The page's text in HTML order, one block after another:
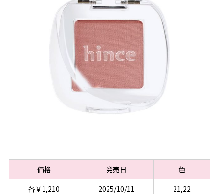
価格 発売日
色
各￥1,210
2025/10/11 21,22